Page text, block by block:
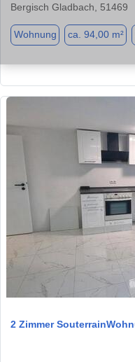
Bergisch Gladbach, 51469
Wohnung ca. 94,00 m²
2 Zimmer